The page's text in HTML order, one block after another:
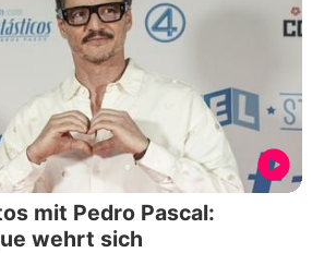
mit Pedro Pascal:
wehrt sich